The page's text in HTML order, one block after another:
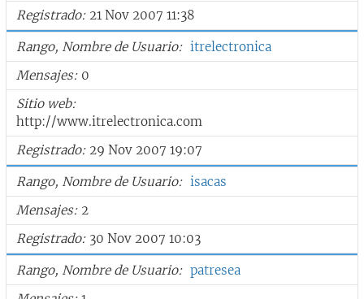
Registrado 21 Nov 2007 11:38
Rango, Nombre de Usuario
itrelectronica
Mensajes 0
Sitio web
http://www.itrelectronica.com
Registrado 29 Nov 2007 19:07
Rango, Nombre de Usuario
isacas
Mensajes 2
Registrado 30 Nov 2007 10:03
Rango, Nombre de Usuario
patresea